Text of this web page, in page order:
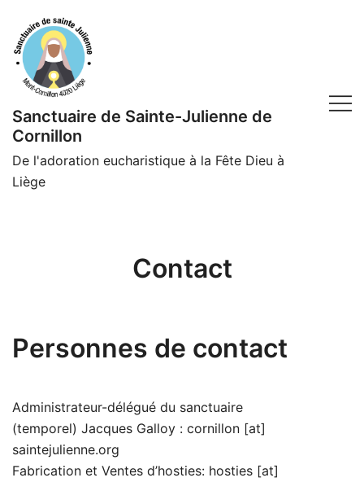
content
Sanctuaire de Sainte-Julienne de
Cornillon
De l'adoration eucharistique à la Fête Dieu à
Liège
Contact
Personnes de contact
Administrateur-délégué du sanctuaire
(temporel) Jacques Galloy : cornillon [at]
saintejulienne.org
Fabrication et Ventes d’hosties: hosties [at]